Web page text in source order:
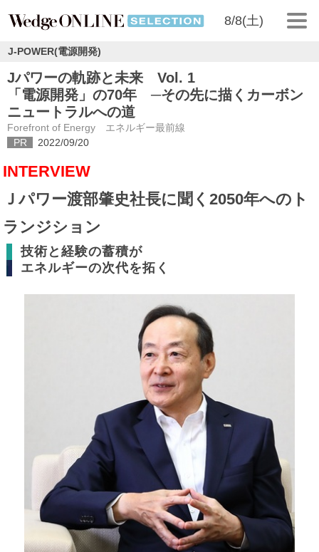
8/8(土)
J-POWER(電源開発)
Jパワーの軌跡と未来 Vol. 1
「電源開発」の70年 ─その先に描くカーボン
ニュートラルへの道
Forefront of Energy エネルギー最前線
PR
2022/09/20
INTERVIEW
Ｊパワー渡部肇史社長に聞く2050年へのト
ランジション
技術と経験の蓄積が
エネルギーの次代を拓く